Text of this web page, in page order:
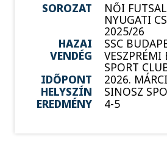
SOROZAT NŐI
NYUGATI
2025/26
HAZAI
SSC
VENDÉG
VESZPRÉMI
SPORT
IDŐPONT
2026.
HELYSZÍN
SINOSZ
EREDMÉNY
4-5